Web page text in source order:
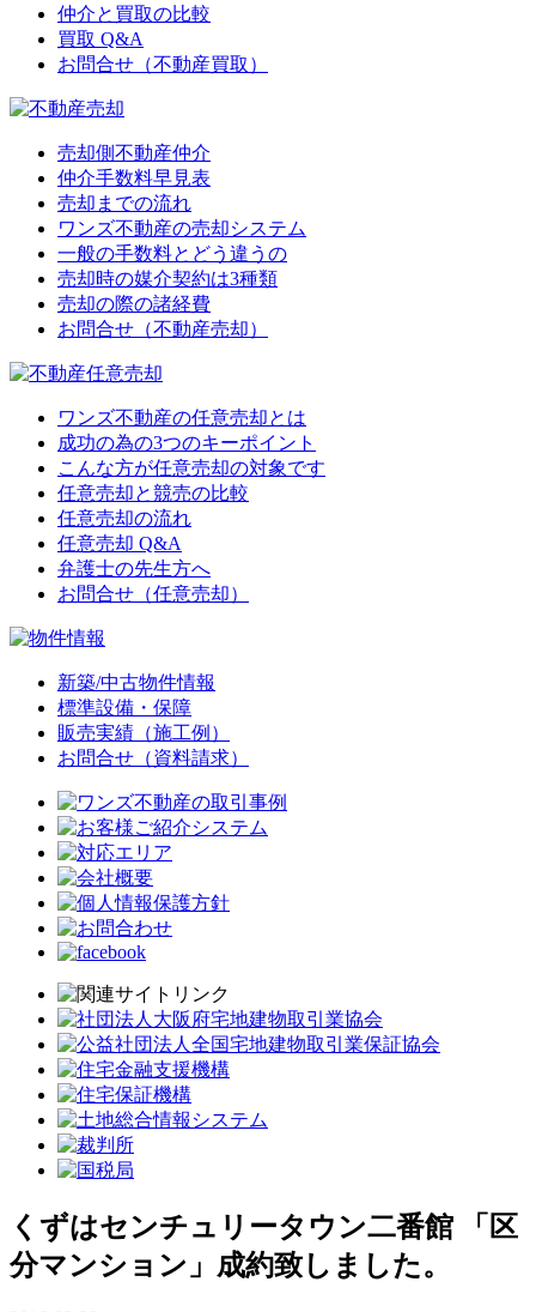
仲介と買取の比較
買取 Q&A
お問合せ（不動産買取）
売却側不動産仲介
仲介手数料早見表
売却までの流れ
ワンズ不動産の売却システム
一般の手数料とどう違うの
売却時の媒介契約は3種類
売却の際の諸経費
お問合せ（不動産売却）
ワンズ不動産の任意売却とは
成功の為の3つのキーポイント
こんな方が任意売却の対象です
任意売却と競売の比較
任意売却の流れ
任意売却 Q&A
弁護士の先生方へ
お問合せ（任意売却）
新築/中古物件情報
標準設備・保障
販売実績（施工例）
お問合せ（資料請求）
くずはセンチュリータウン二番館 「区
分マンション」成約致しました。